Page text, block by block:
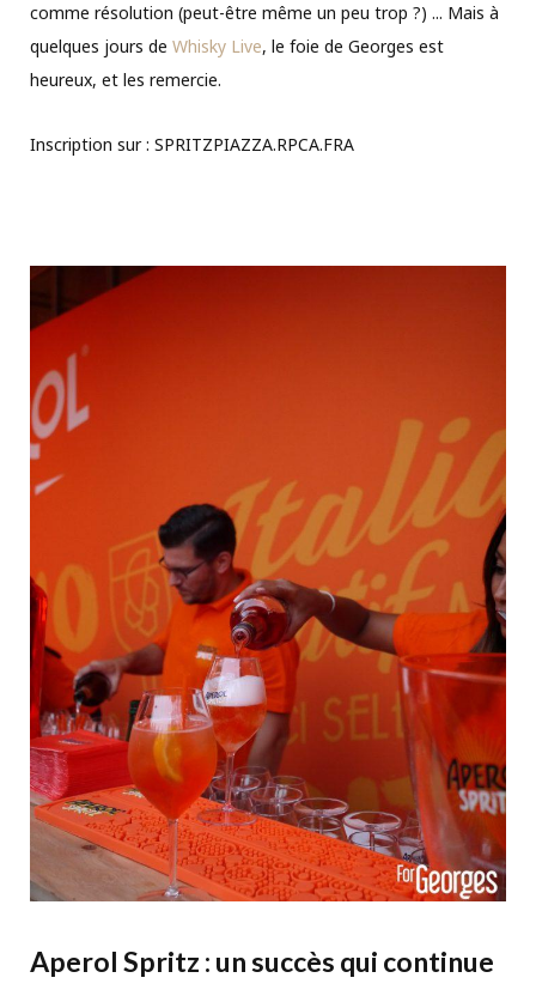
comme résolution (peut-être même un peu trop ?) ... Mais à
quelques jours de Whisky Live, le foie de Georges est
heureux, et les remercie.
Inscription sur : SPRITZPIAZZA.RPCA.FRA
Aperol Spritz : un succès qui continue